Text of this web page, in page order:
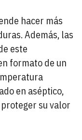
hacer más
Además, las
este
formato de un
en aséptico,
su valor